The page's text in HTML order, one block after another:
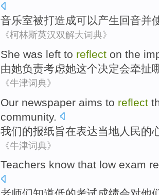
音乐室被打造成可以产生回音并
《柯林斯英汉双解大词典》
She was left to reflect on the
由她负责考虑她这个决定会牵扯
《牛津词典》
Our newspaper aims to reflect
community.
我们的报纸旨在表达当地 人民的
《牛津词典》
Teachers know that low exam